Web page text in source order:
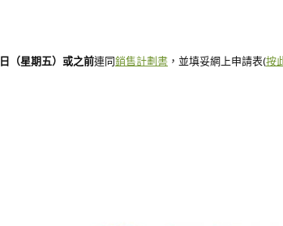
日（星期五）或之前連同銷售計劃書 ，並填妥網上申請表(按